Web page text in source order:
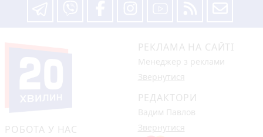
РОБОТА У НАС
РЕКЛАМА НА САЙТІ
Менеджер з реклами
Звернутися
РЕДАКТОРИ
Вадим Павлов
Звернутися